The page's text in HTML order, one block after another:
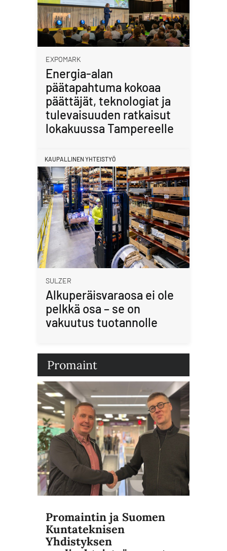
EXPOMARK
Energia-alan
päätapahtuma kokoaa
päättäjät, teknologiat ja
tulevaisuuden ratkaisut
lokakuussa Tampereelle
KAUPALLINEN YHTEISTYÖ
SULZER
Alkuperäisvaraosa ei ole
pelkkä osa – se on
vakuutus tuotannolle
Promaint
Promaintin ja Suomen
Kuntateknisen
Yhdistyksen